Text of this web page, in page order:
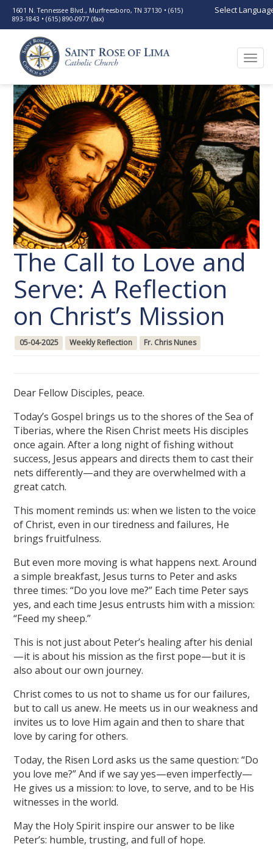
1601 N. Tennessee Blvd., Murfreesboro, TN 37130 • (615)
893-1843 • (615) 890-0977 (fax)
Select
The Call to Love and
Serve: A Reflection
on Christ’s Mission
05-04-2025 Weekly Reflection Fr. Chris Nunes
Dear Fellow Disciples, peace.
Today’s Gospel brings us to the shores of the Sea of
Tiberias, where the Risen Christ meets His disciples
once again. After a long night of fishing without
success, Jesus appears and directs them to cast their
nets differently—and they are overwhelmed with a
great catch.
This moment reminds us: when we listen to the voice
of Christ, even in our tiredness and failures, He
brings fruitfulness.
But even more moving is what happens next. Around
a simple breakfast, Jesus turns to Peter and asks
three times: “Do you love me?” Each time Peter says
yes, and each time Jesus entrusts him with a mission:
“Feed my sheep.”
This is not just about Peter’s healing after his denial
—it is about his mission as the first pope—but it is
also about our own journey.
Christ comes to us not to shame us for our failures,
but to call us anew. He meets us in our weakness and
invites us to love Him again and then to share that
love by caring for others.
Today, the Risen Lord asks us the same question: “Do
you love me?” And if we say yes—even imperfectly—
He gives us a mission: to love, to serve, and to be His
witnesses in the world.
May the Holy Spirit inspire our answer to be like
Peter’s: humble, trusting, and full of hope.